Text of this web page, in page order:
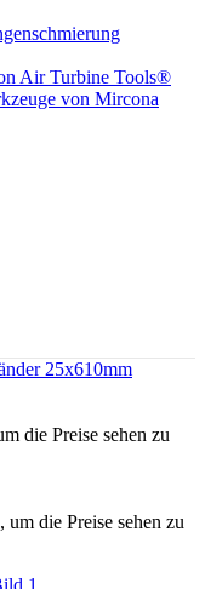
Air Turbine Tools®
von Mircona
25x610mm
die Preise sehen zu
um die Preise sehen zu